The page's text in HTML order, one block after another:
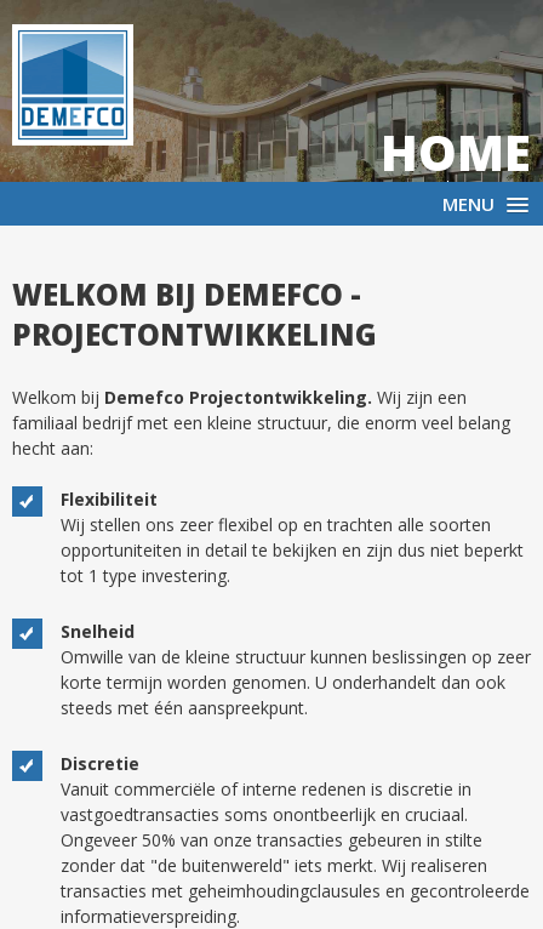
NL FR
HOME
MENU
WELKOM BIJ DEMEFCO -
PROJECTONTWIKKELING
Welkom bij Demefco Projectontwikkeling. Wij zijn een
familiaal bedrijf met een kleine structuur, die enorm veel belang
hecht aan:
Flexibiliteit
Wij stellen ons zeer flexibel op en trachten alle soorten
opportuniteiten in detail te bekijken en zijn dus niet beperkt
tot 1 type investering.
Snelheid
Omwille van de kleine structuur kunnen beslissingen op zeer
korte termijn worden genomen. U onderhandelt dan ook
steeds met één aanspreekpunt.
Discretie
Vanuit commerciële of interne redenen is discretie in
vastgoedtransacties soms onontbeerlijk en cruciaal.
Ongeveer 50% van onze transacties gebeuren in stilte
zonder dat "de buitenwereld" iets merkt. Wij realiseren
transacties met geheimhoudingclausules en gecontroleerde
informatieverspreiding.